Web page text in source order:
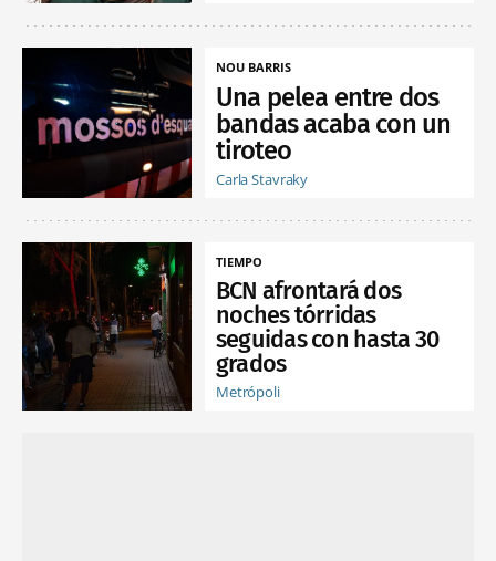
NOU BARRIS
Una pelea entre dos
bandas acaba con un
tiroteo
Carla Stavraky
TIEMPO
BCN afrontará dos
noches tórridas
seguidas con hasta 30
grados
Metrópoli